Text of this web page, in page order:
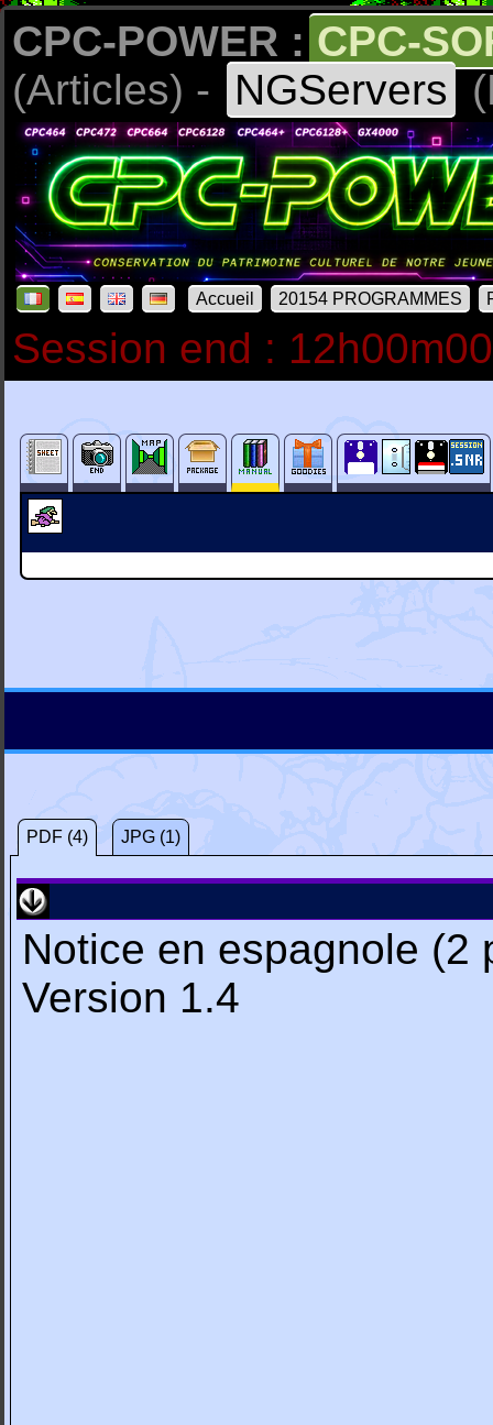
CPC-POWER : CPC-
(Articles) -
NGServers
Accueil 20154 PROGRAMMES
Session end :
PDF (4) JPG (1)
Notice en espagnole (2
Version 1.4